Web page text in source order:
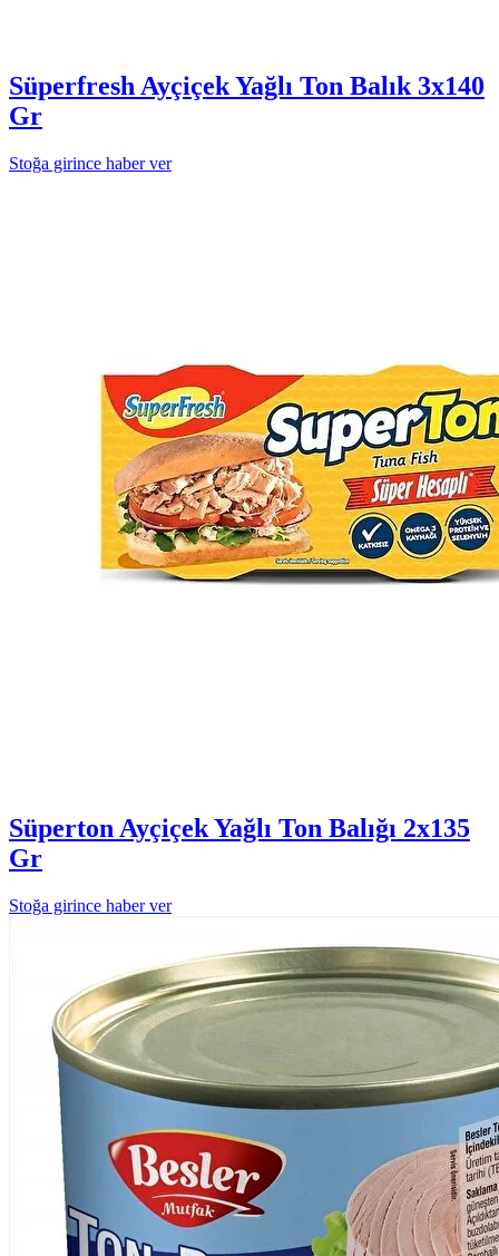
Süperfresh Ayçiçek Yağlı Ton Balık 3x140
Gr
Stoğa girince haber ver
Süperton Ayçiçek Yağlı Ton Balığı 2x135
Gr
Stoğa girince haber ver